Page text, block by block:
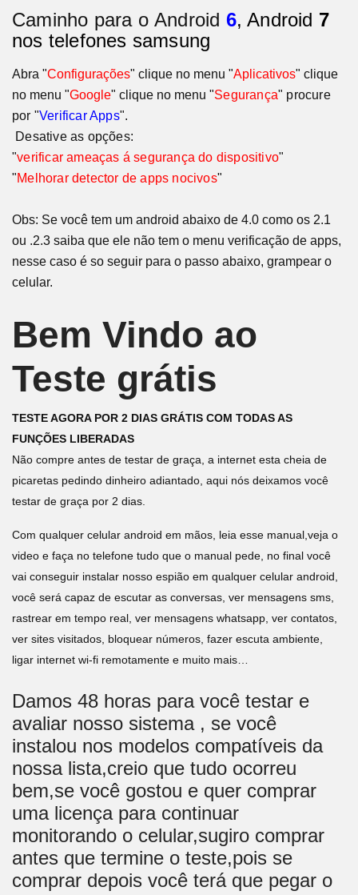
Caminho para o Android 6, Android 7
nos telefones samsung
Abra "Configurações" clique no menu "Aplicativos" clique
no menu "Google" clique no menu "Segurança" procure
por "Verificar Apps".
Desative as opções:
"verificar ameaças á segurança do dispositivo"
"Melhorar detector de apps nocivos"
Obs: Se você tem um android abaixo de 4.0 como os 2.1
ou .2.3 saiba que ele não tem o menu verificação de apps,
nesse caso é so seguir para o passo abaixo, grampear o
celular.
Bem Vindo ao
Teste grátis
TESTE AGORA POR 2 DIAS GRÁTIS COM TODAS AS
FUNÇÕES LIBERADAS
Não compre antes de testar de graça, a internet esta cheia de
picaretas pedindo dinheiro adiantado, aqui nós deixamos você
testar de graça por 2 dias.
Com qualquer celular android em mãos, leia esse manual,veja o
video e faça no telefone tudo que o manual pede, no final você
vai conseguir instalar nosso espião em qualquer celular android,
você será capaz de escutar as conversas, ver mensagens sms,
rastrear em tempo real, ver mensagens whatsapp, ver contatos,
ver sites visitados, bloquear números, fazer escuta ambiente,
ligar internet wi-fi remotamente e muito mais…
Damos 48 horas para você testar e
avaliar nosso sistema , se você
instalou nos modelos compatíveis da
nossa lista,creio que tudo ocorreu
bem,se você gostou e quer comprar
uma licença para continuar
monitorando o celular,sugiro comprar
antes que termine o teste,pois se
comprar depois você terá que pegar o